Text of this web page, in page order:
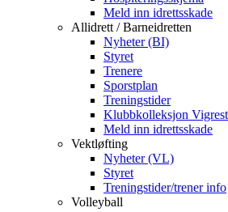
Meld inn idrettsskade
Allidrett / Barneidretten
Nyheter (BI)
Styret
Trenere
Sporstplan
Treningstider
Klubbkolleksjon
Meld inn idrettsskade
Vektløfting
Nyheter (VL)
Styret
Treningstider/trener info
Volleyball